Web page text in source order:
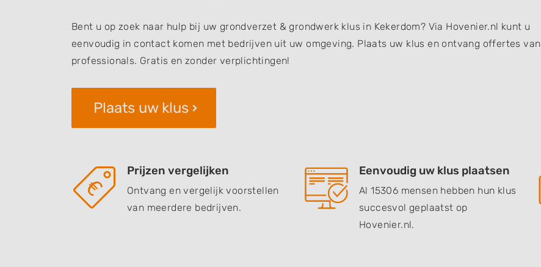
Bent u op zoek naar hulp bij uw grondverzet & grondwerk klus in Kekerdom? Via Hovenier.nl kunt u
eenvoudig in contact komen met bedrijven uit uw omgeving. Plaats uw klus en ontvang offertes van
professionals. Gratis en zonder verplichtingen!
Plaats uw klus
Prijzen vergelijken
Ontvang en vergelijk voorstellen
van meerdere bedrijven.
Eenvoudig uw klus plaatsen
Al 15306 mensen hebben hun klus
succesvol geplaatst op
Hovenier.nl.